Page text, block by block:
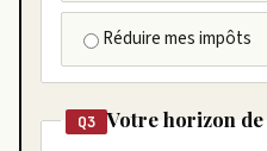
Réduire mes impôts
Q3 Votre horizon